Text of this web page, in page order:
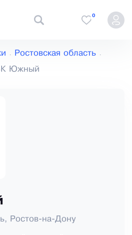
0
Ростовская область
Южный
Ростов-на-Дону